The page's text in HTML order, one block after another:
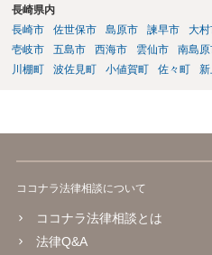
長崎県内
長崎市
佐世保市 島原市 諫早市 大村
壱岐市
五島市 西海市 雲仙市 南島原
川棚町
波佐見町 小値賀町 佐々町
ココナラ法律相談について
ココナラ法律相談とは
法律Q&A